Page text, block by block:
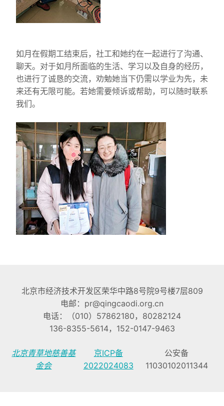
如月在假期工结束后，社工和她约在一起进行了沟通、
聊天。对于如月所面临的生活、学习以及自身的经历，
也进行了诚恳的交流，劝勉她当下仍需以学业为先，未
来还有无限可能。若她需要倾诉或帮助，可以随时联系
我们。
北京市经济技术开发区荣华中路8号院9号楼7层809
电邮：pr@qingcaodi.org.cn
电话：（010）57862180，80282124
136-8355-5614，152-0147-9463
北京青草地慈善基
金会
京ICP备
2022024083
公安备
11030102011344